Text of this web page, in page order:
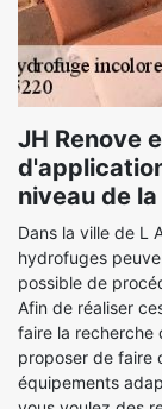
JH Renove
niveau de
Dans la ville de L
hydrofuges
possible de
Afin de réaliser
faire la recherche
proposer de faire
équipements